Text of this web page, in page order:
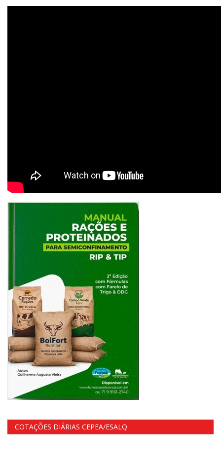
COTAÇÕES DIÁRIAS CEPEA/ESALQ